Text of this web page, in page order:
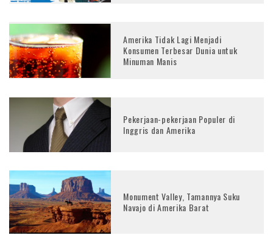
Amerika Tidak Lagi Menjadi
Konsumen Terbesar Dunia untuk
Minuman Manis
Pekerjaan-pekerjaan Populer di
Inggris dan Amerika
Monument Valley, Tamannya Suku
Navajo di Amerika Barat